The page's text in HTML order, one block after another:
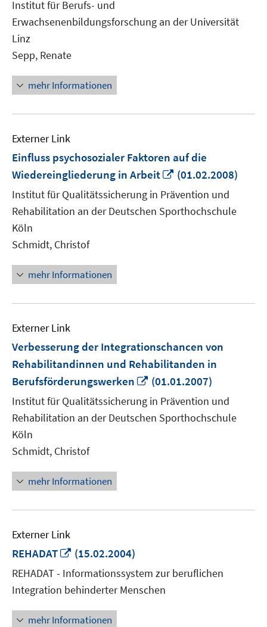
Fenster
öffnen
Institut für Berufs- und
Erwachsenenbildungsforschung an der Universität
Linz
Sepp, Renate
mehr Informationen
Externer Link
Einfluss psychosozialer Faktoren auf die
Wiedereingliederung in Arbeit
In
neuem
Fenster
öffnen
(01.02.2008)
Institut für Qualitätssicherung in Prävention und
Rehabilitation an der Deutschen Sporthochschule
Köln
Schmidt, Christof
mehr Informationen
Externer Link
Verbesserung der Integrationschancen von
Rehabilitandinnen und Rehabilitanden in
Berufsförderungswerken
In
neuem
Fenster
öffnen
(01.01.2007)
Institut für Qualitätssicherung in Prävention und
Rehabilitation an der Deutschen Sporthochschule
Köln
Schmidt, Christof
mehr Informationen
Externer Link
REHADAT
In
neuem
Fenster
öffnen
(15.02.2004)
REHADAT - Informationssystem zur beruflichen
Integration behinderter Menschen
mehr Informationen